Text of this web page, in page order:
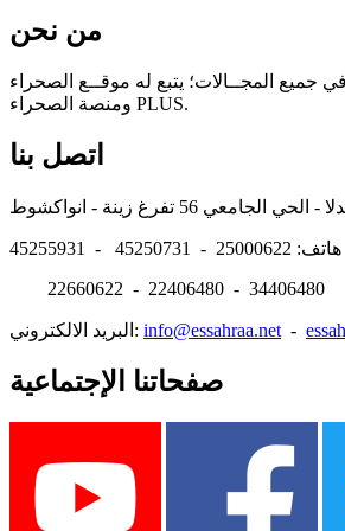
من نحن
جميع المجــالات؛ يتبع له موقــع الصحراء
ومنصة الصحراء PLUS.
اتصل بنا
هاتف: 25000622 - 45250731 - 45255931
22660622 - 22406480 - 34406480
البريد الالكتروني: info@essahraa.net -
صفحاتنا الإجتماعية